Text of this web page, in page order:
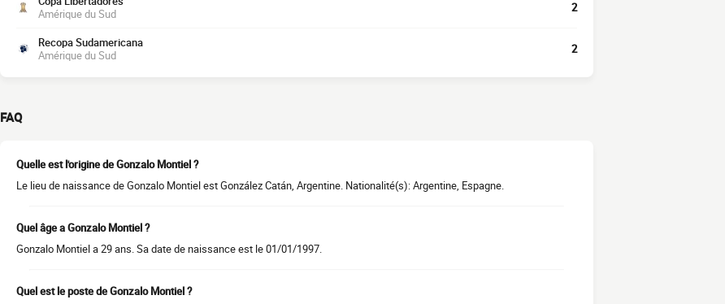
Amérique du Sud
2
Recopa Sudamericana
Amérique du Sud
2
FAQ
Quelle est l'origine de Gonzalo Montiel ?
Le lieu de naissance de Gonzalo Montiel est González Catán, Argentine. Nationalité(s): Argentine, Espagne.
Quel âge a Gonzalo Montiel ?
Gonzalo Montiel a 29 ans. Sa date de naissance est le 01/01/1997.
Quel est le poste de Gonzalo Montiel ?